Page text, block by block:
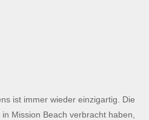
ist immer wieder einzigartig. Die
Mission Beach verbracht haben,